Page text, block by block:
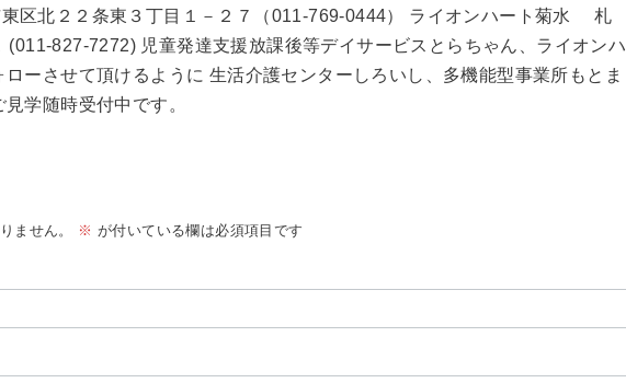
区北２２条東３丁目１－２７（011-769-0444） ライオンハート菊水 札
(011-827-7272) 児童発達支援放課後等デイサービスとらちゃん、ライオンハ
ーさせて頂けるように 生活介護センターしろいし、多機能型事業所もとま
学随時受付中です。
ません。 ※ が付いている欄は必須項目です